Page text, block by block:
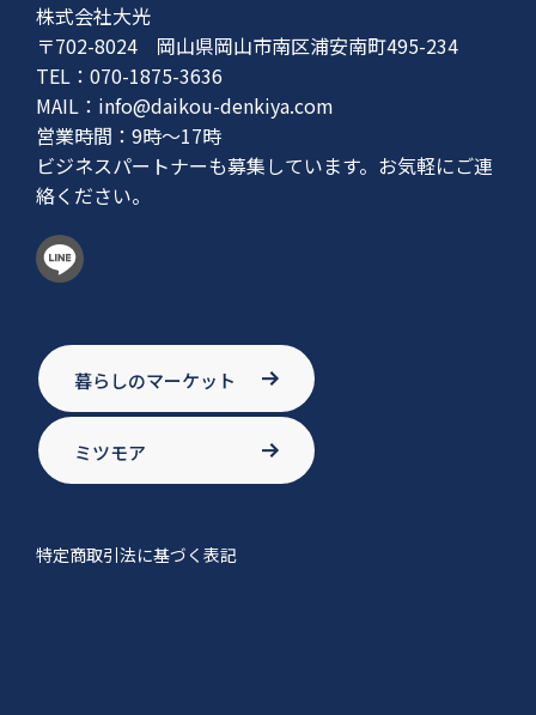
株式会社大光
〒702-8024 岡山県岡山市南区浦安南町495-234
TEL：070-1875-3636
MAIL： info@daikou-denkiya.com
営業時間：9時〜17時
ビジネスパートナーも募集しています。お気軽にご連
絡ください。
暮らしのマーケット
ミツモア
特定商取引法に基づく表記